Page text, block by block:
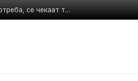
Тошковски: Водата во Гостивар сè уште е само за техничка употреба, се чекаат три исправни мерења